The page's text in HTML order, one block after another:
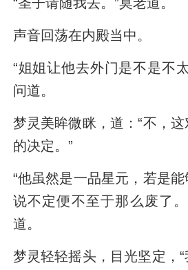
声音回荡在内殿当中。
“姐姐让他去外门是不是不
问道。
梦灵美眸微眯，道：“不，
的决定。”
“他虽然是一品星元，若是能
说不定便不至于那么废了
道。
梦灵轻轻摇头，目光坚定，